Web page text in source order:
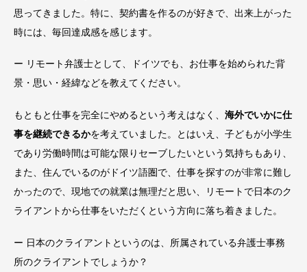
思ってきました。特に、契約書を作るのが好きで、出来上がった
時には、毎回達成感を感じます。
ー リモート弁護士として、ドイツでも、お仕事を始められた背
景・思い・経緯などを教えてください。
もともと仕事を完全にやめるという考えはなく、 海外でいかに仕
事を継続できるかを考えていました。とはいえ、子どもが小学生
であり労働時間は可能な限りセーブしたいという気持ちもあり、
また、住んでいるのがドイツ語圏で、仕事を探すのが非常に難し
かったので、現地での就業は無理だと思い、リモートで日本のク
ライアントから仕事をいただくという方向に落ち着きました。
ー 日本のクライアントというのは、所属されている弁護士事務
所のクライアントでしょうか？